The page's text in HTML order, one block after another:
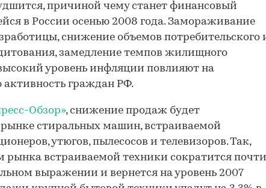
причиной чему станет финансовый
в России осенью 2008 года. Замораживание
снижение объемов потребительского
замедление темпов жилищного
уровень инфляции повлияют на
активность граждан РФ.
Обзор», снижение продаж будет
стиральных машин, встраиваемой
утюгов, пылесосов и телевизоров. Так,
рынка встраиваемой техники сократится почти
выражении и вернется на уровень 2007